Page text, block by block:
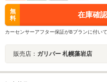
無
料
在庫確
カーセンサーアフター保証がBプランに付い
販売店： ガリバー 札幌藻岩店